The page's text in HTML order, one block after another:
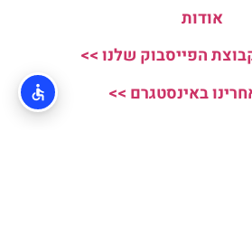
אודות
הפייסבוק שלנו >>
באינסטגרם >>